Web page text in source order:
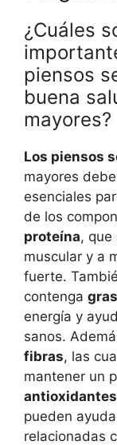
¿Cuáles
piensos
buena
mayores?
Los piensos
mayores
esenciales
de los
proteína, que
muscular y a
fuerte.
contenga
energía y
sanos.
fibras, las
mantener un
antioxidantes
pueden
relacionadas